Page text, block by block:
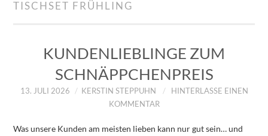
ÜBER UNS
ZUM SHOP
DATENSCHUTZERKLÄRUNG
TISCHSET FRÜHLING
KUNDENLIEBLINGE ZUM
SCHNÄPPCHENPREIS
13. JULI 2026 KERSTIN STEPPUHN
HINTERLASSE EINEN
KOMMENTAR
Was unsere Kunden am meisten lieben kann nur gut sein… und